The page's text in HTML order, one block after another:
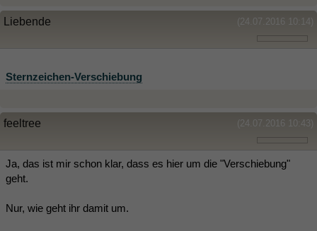
(24.07.2016 10:14)
Liebende
Sternzeichen-Verschiebung
(24.07.2016 10:43)
feeltree
Ja, das ist mir schon klar, dass es hier um die "Verschiebung"
geht.
Nur, wie geht ihr damit um.